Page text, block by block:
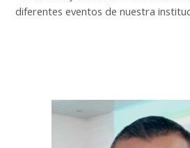
diferentes eventos de nuestra